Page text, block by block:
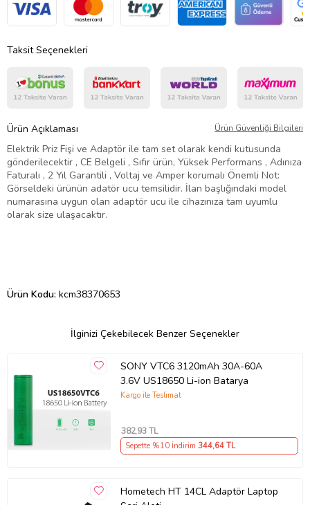
Taksit Seçenekleri
Ürün Açıklaması Ürün Güvenliği Bilgileri
Elektrik Priz Fişi ve Adaptör ile tam set olarak kendi kutusunda
gönderilecektir , CE Belgeli , Sıfır ürün, Yüksek Performans , Adınıza
Faturalı , 2 Yıl Garantili , Voltaj ve Amper korumalı Önemli Not:
Görseldeki ürünün adatör ucu temsilidir. İlan başlığındaki model
numarasına uygun olan adaptör ucu ile cihazınıza tam uyumlu
olarak size ulaşacaktır.
Ürün Kodu: kcm38370653
İlginizi Çekebilecek Benzer Seçenekler
SONY VTC6 3120mAh 30A-60A
3.6V US18650 Li-ion Batarya
Kargo ile Teslimat
382,93 TL
Sepette %10 İndirim 344,64 TL
Hometech HT 14CL Adaptör Laptop